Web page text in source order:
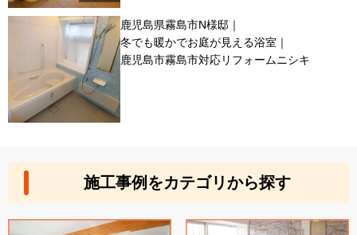
鹿児島県霧島市N様邸｜
冬でも暖かでお庭が見える浴室｜
鹿児島市霧島市対応リフォームニシキ
施工事例をカテゴリから探す